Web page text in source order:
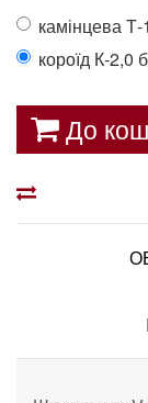
камінцева Т-
короїд К-2,0
До